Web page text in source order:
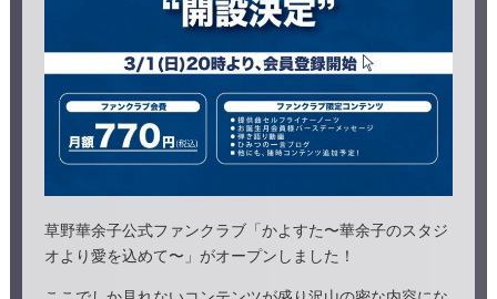
草野華余子公式ファンクラブ「かよすた〜華余子のスタジ
オより愛を込めて〜」がオープンしました！